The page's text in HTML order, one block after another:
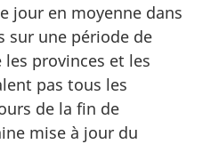
jour en moyenne dans
sur une période de
provinces et les
pas tous les
de la fin de
mise à jour du